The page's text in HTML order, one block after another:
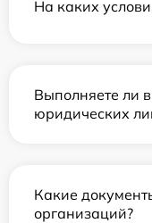
На каких
Выполняете ли
юридических
Какие
организаций?